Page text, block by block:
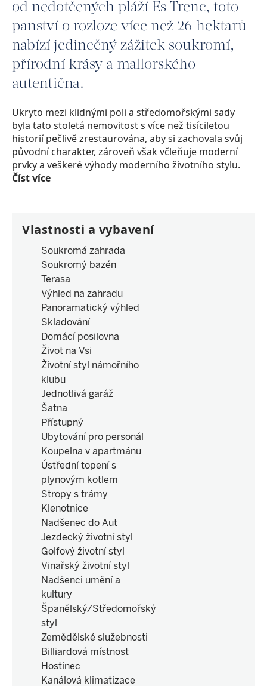
od nedotčených pláží Es Trenc, toto
panství o rozloze více než 26 hektarů
nabízí jedinečný zážitek soukromí,
přírodní krásy a mallorského
autentična.
Ukryto mezi klidnými poli a středomořskými sady
byla tato stoletá nemovitost s více než tisíciletou
historií pečlivě zrestaurována, aby si zachovala svůj
původní charakter, zároveň však včleňuje moderní
prvky a veškeré výhody moderního životního stylu.
Číst více
Vlastnosti a vybavení
Soukromá zahrada
Soukromý bazén
Terasa
Výhled na zahradu
Panoramatický výhled
Skladování
Domácí posilovna
Život na Vsi
Životní styl námořního
klubu
Jednotlivá garáž
Šatna
Přístupný
Ubytování pro personál
Koupelna v apartmánu
Ústřední topení s
plynovým kotlem
Stropy s trámy
Klenotnice
Nadšenec do Aut
Jezdecký životní styl
Golfový životní styl
Vinařský životní styl
Nadšenci umění a
kultury
Španělský/Středomořský
styl
Zemědělské služebnosti
Billiardová místnost
Hostinec
Kanálová klimatizace